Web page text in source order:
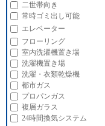
二世帯向き
常時ゴミ出し可能
エレベーター
フローリング
室内洗濯機置き場
洗濯機置き場
洗濯・衣類乾燥機
都市ガス
プロパンガス
複層ガラス
24時間換気システム